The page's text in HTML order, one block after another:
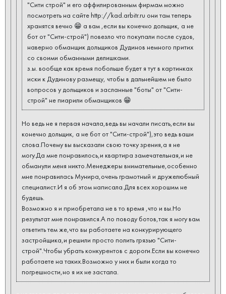
"Сити строй" и его аффилированным фирмам можно
посмотреть на сайте http://kad.arbitr.ru они там теперь
хранятся вечно 😁 а вам ,если вы конечно дольщик, а не
бот от "Сити-строй") повезло что покупали после судов,
наверно обманщик дольщиков Дудинов немного притих
со своими обманными делишками.
з.ы. вообще как время побольше будет я тут в картинках
иски к Дудинову размещу, чтобы в дальнейшем не было
вопросов у дольщиков и засланные "боты" от "Сити-
строй" не пиарили обманщиков 😁
Но ведь не я первая начала,ведь вы начали писать,если вы
конечно дольщик, а не бот от "Сити-строй"),это ведь ваши
слова.Почему вы высказали свою точку зрения,а я не
могу.Да мне понравилось,и квартира замечательная,и не
обманули меня никто.Менеджеры внимательные,особенно
мне понравилась Мунира,очень грамотный и дружелюбный
специалист.И я об этом написала.Для всех хорошим не
будешь.
Возможно я и приобретала не в то время ,что и вы.Но
результат мне понравился.А по поводу ботов,так я могу вам
ответить тем же,что вы работаете на конкурирующего
застройщика,и решили просто полить грязью "Сити-
строй".Чтобы убрать конкурентов с дороги.Если вы конечно
работаете на таких.Возможно у них и были когда то
погрешности,но я их не застала.